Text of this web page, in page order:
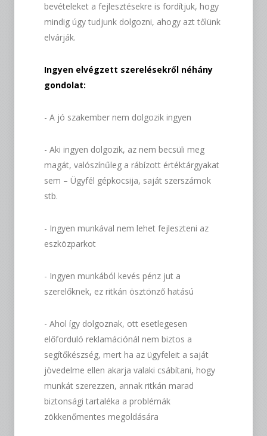
bevételeket a fejlesztésekre is fordítjuk, hogy
mindig úgy tudjunk dolgozni, ahogy azt tőlünk
elvárják.
Ingyen elvégzett szerelésekről néhány
gondolat:
- A jó szakember nem dolgozik ingyen
- Aki ingyen dolgozik, az nem becsüli meg
magát, valószínűleg a rábízott értéktárgyakat
sem – Ügyfél gépkocsija, saját szerszámok
stb.
- Ingyen munkával nem lehet fejleszteni az
eszközparkot
- Ingyen munkából kevés pénz jut a
szerelőknek, ez ritkán ösztönző hatású
- Ahol így dolgoznak, ott esetlegesen
előforduló reklamációnál nem biztos a
segítőkészség, mert ha az ügyfeleit a saját
jövedelme ellen akarja valaki csábítani, hogy
munkát szerezzen, annak ritkán marad
biztonsági tartaléka a problémák
zökkenőmentes megoldására